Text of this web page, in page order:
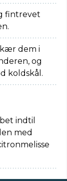
fintrevet
dem i
og
koldskål.
indtil
med